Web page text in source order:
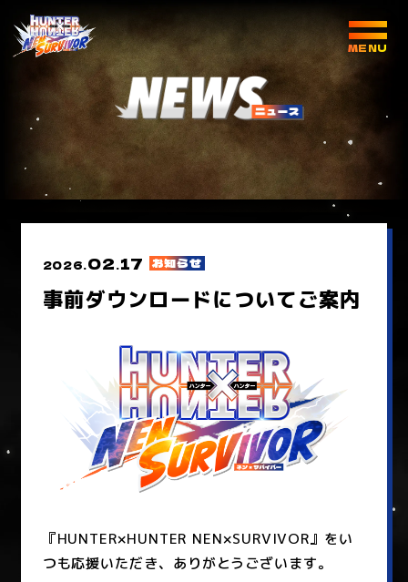
2026.02.17 お知らせ
事前ダウンロードについてご案内
『HUNTER×HUNTER NEN×SURVIVOR』をい
つも応援いただき、ありがとうございます。